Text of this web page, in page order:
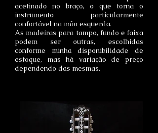
acetinado no braço, o que torna o
instrumento particularmente
confortável na mão esquerda.
As madeiras para tampo, fundo e faixa
podem ser outras, escolhidas
conforme minha disponibilidade de
estoque, mas há variação de preço
dependendo das mesmas.